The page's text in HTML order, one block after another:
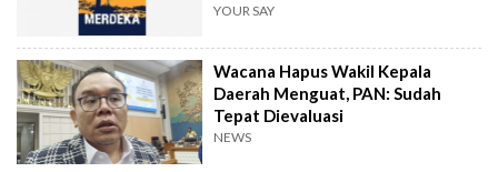
YOUR SAY
Wacana Hapus Wakil Kepala
Daerah Menguat, PAN: Sudah
Tepat Dievaluasi
NEWS